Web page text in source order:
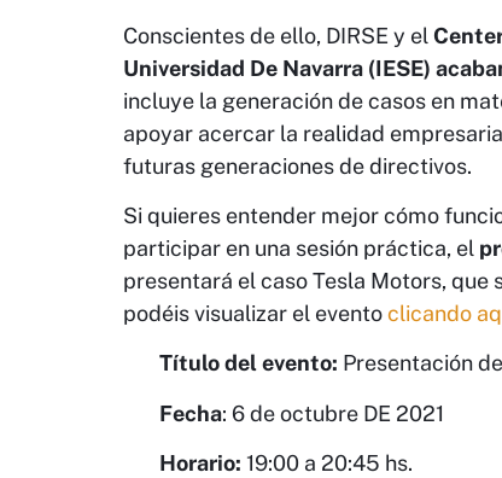
Conscientes de ello, DIRSE y el
Universidad De Navarra (IESE)
incluye la generación de casos en
apoyar acercar la realidad
futuras generaciones de directivos.
Si quieres entender mejor cómo
participar en una sesión práctica, el
presentará el caso Tesla Motors,
podéis visualizar el eventoclicando
Título del evento: Presentación
Fecha: 6 de octubre DE 2021
Horario: 19:00 a 20:45 hs.